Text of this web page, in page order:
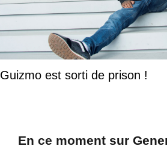
Guizmo est sorti de prison !
En ce moment sur